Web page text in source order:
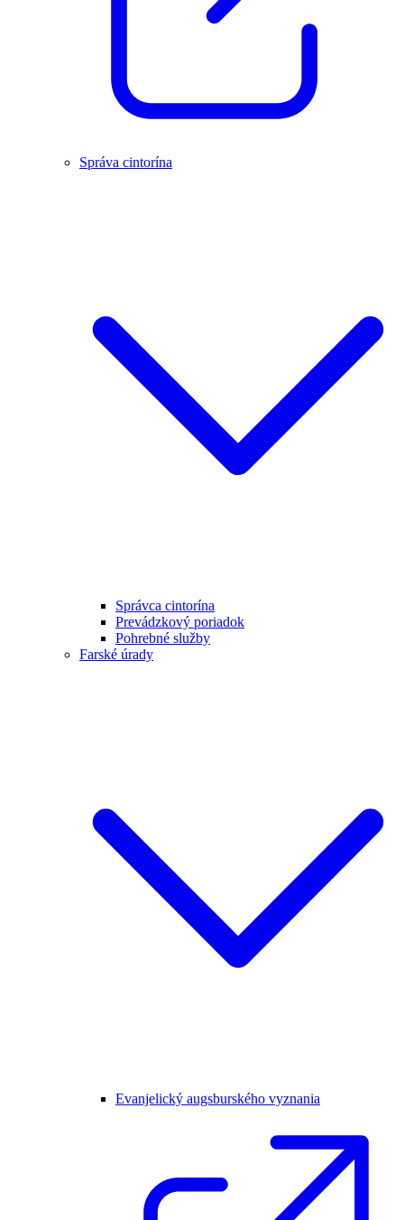
Správa cintorína
Správca cintorína
Prevádzkový poriadok
Pohrebné služby
Farské úrady
Evanjelický augsburského vyznania